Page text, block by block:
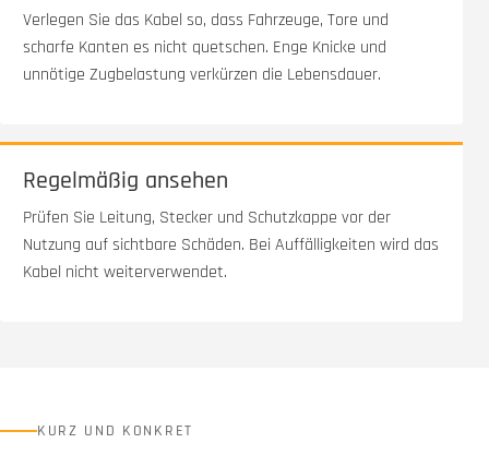
Verlegen Sie das Kabel so, dass Fahrzeuge, Tore und
scharfe Kanten es nicht quetschen. Enge Knicke und
unnötige Zugbelastung verkürzen die Lebensdauer.
Regelmäßig ansehen
Prüfen Sie Leitung, Stecker und Schutzkappe vor der
Nutzung auf sichtbare Schäden. Bei Auffälligkeiten wird das
Kabel nicht weiterverwendet.
KURZ UND KONKRET